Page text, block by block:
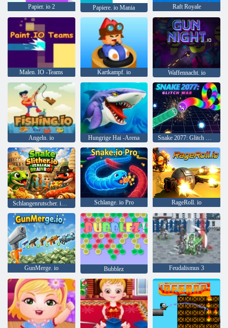
Papier. io 2 Papiere. io Mania Raft Royale
Malen. IO -Teams Kartkampf. io Waffennacht. io
Angeln. io Hungrige Hai -Arena Snake 2077: Glitch War
Schlange. io Pro RageRoll. io
GunMerge. io Bubblez Feudalismus 3